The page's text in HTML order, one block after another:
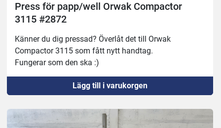
Press för papp/well Orwak Compactor
3115 #2872
Känner du dig pressad? Överlåt det till Orwak
Compactor 3115 som fått nytt handtag.
Fungerar som den ska :)
Lägg till i varukorgen